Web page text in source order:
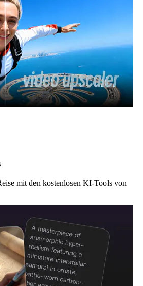
mit den kostenlosen KI-Tools von